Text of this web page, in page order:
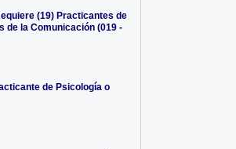
(19) Practicantes de
de la Comunicación (019 -
de Psicología o